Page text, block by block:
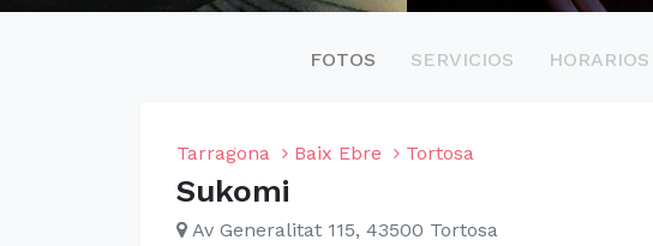
FOTOS SERVICIOS HORARIOS
Tarragona Baix Ebre Tortosa
Sukomi
Av Generalitat 115, 43500 Tortosa